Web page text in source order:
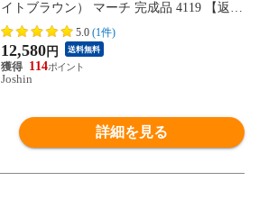
イトブラウン） マーチ 完成品 4119 【返品
種別A】
5.0 (1件)
12,580円 送料無料
114
Joshin
詳細を見る